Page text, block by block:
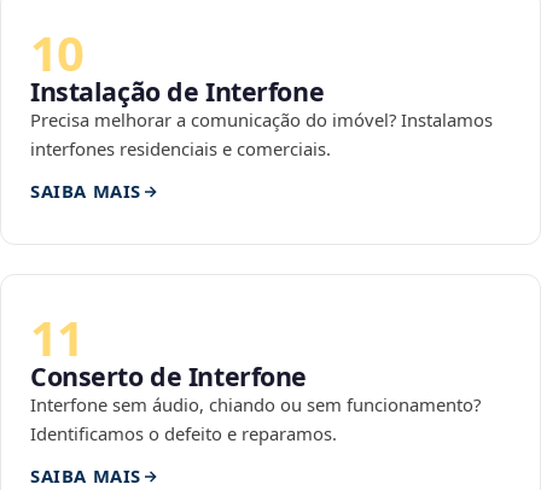
10
Instalação de Interfone
Precisa melhorar a comunicação do imóvel? Instalamos
interfones residenciais e comerciais.
SAIBA MAIS
11
Conserto de Interfone
Interfone sem áudio, chiando ou sem funcionamento?
Identificamos o defeito e reparamos.
SAIBA MAIS